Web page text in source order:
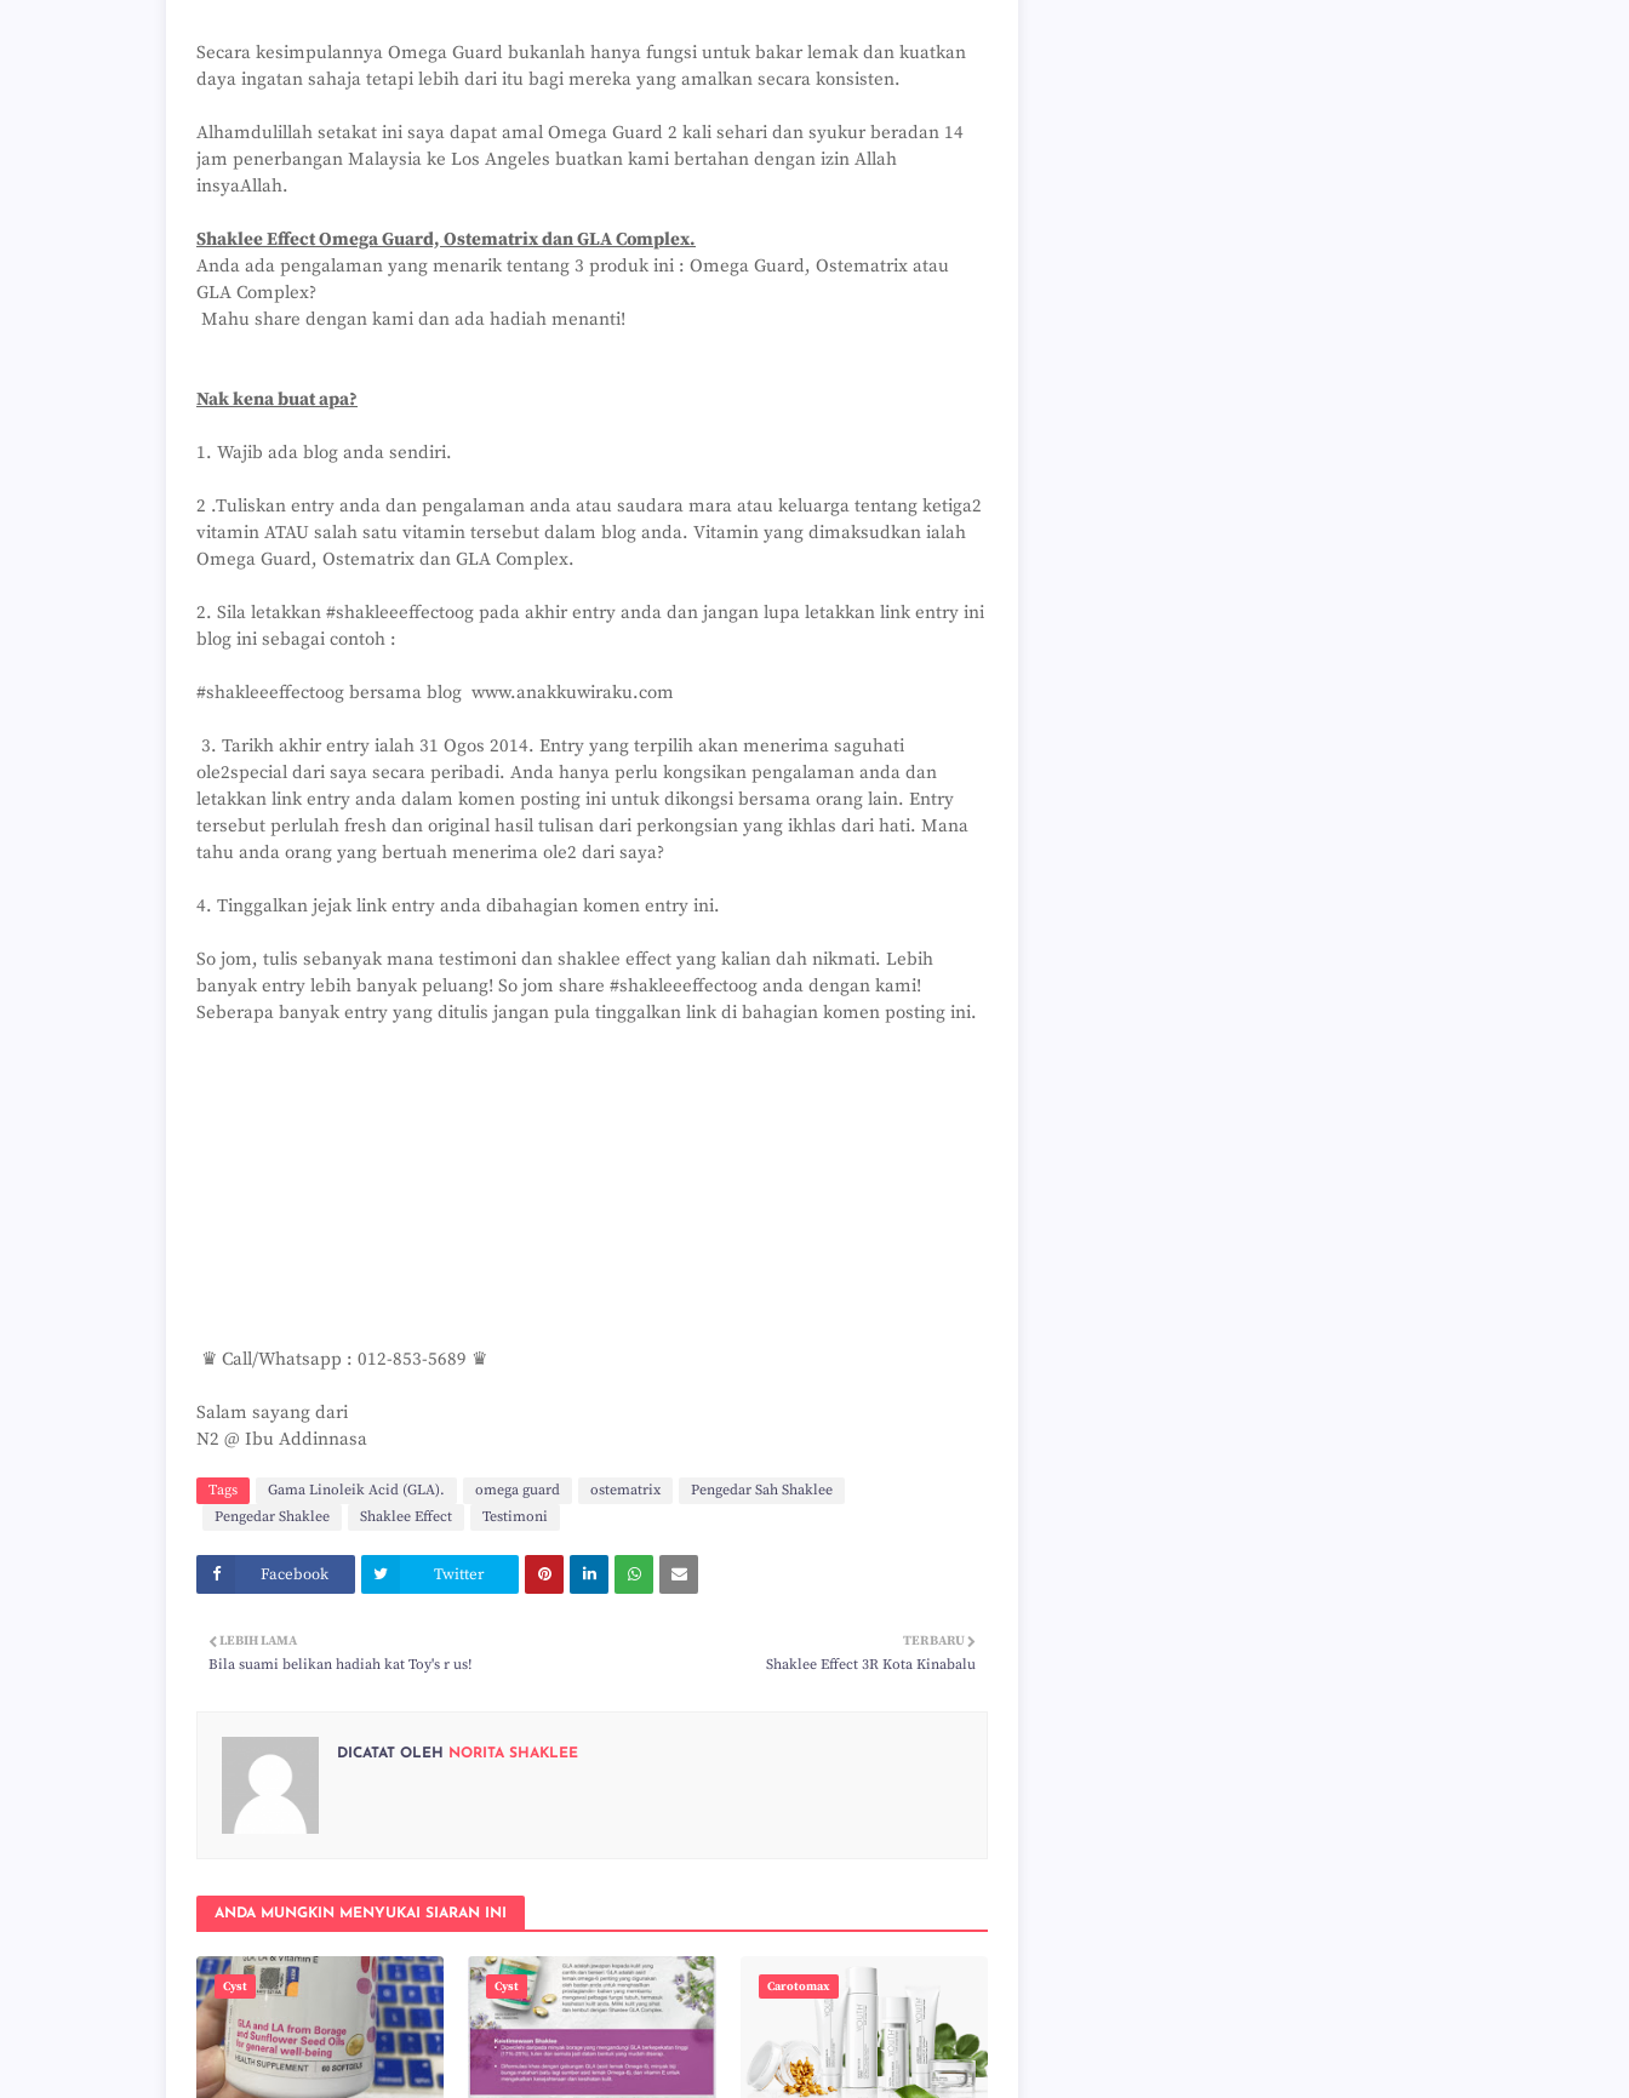
Secara kesimpulannya Omega Guard bukanlah hanya fungsi untuk bakar lemak dan kuatkan
daya ingatan sahaja tetapi lebih dari itu bagi mereka yang amalkan secara konsisten.
Alhamdulillah setakat ini saya dapat amal Omega Guard 2 kali sehari dan syukur beradan 14
jam penerbangan Malaysia ke Los Angeles buatkan kami bertahan dengan izin Allah
insyaAllah.
Shaklee Effect Omega Guard, Ostematrix dan GLA Complex.
Anda ada pengalaman yang menarik tentang 3 produk ini : Omega Guard, Ostematrix atau
GLA Complex?
Mahu share dengan kami dan ada hadiah menanti!
Nak kena buat apa?
1. Wajib ada blog anda sendiri.
2 .Tuliskan entry anda dan pengalaman anda atau saudara mara atau keluarga tentang ketiga2
vitamin ATAU salah satu vitamin tersebut dalam blog anda. Vitamin yang dimaksudkan ialah
Omega Guard, Ostematrix dan GLA Complex.
2. Sila letakkan #shakleeeffectoog pada akhir entry anda dan jangan lupa letakkan link entry ini
blog ini sebagai contoh :
#shakleeeffectoog bersama blog www.anakkuwiraku.com
3. Tarikh akhir entry ialah 31 Ogos 2014. Entry yang terpilih akan menerima saguhati
ole2special dari saya secara peribadi. Anda hanya perlu kongsikan pengalaman anda dan
letakkan link entry anda dalam komen posting ini untuk dikongsi bersama orang lain. Entry
tersebut perlulah fresh dan original hasil tulisan dari perkongsian yang ikhlas dari hati. Mana
tahu anda orang yang bertuah menerima ole2 dari saya?
4. Tinggalkan jejak link entry anda dibahagian komen entry ini.
So jom, tulis sebanyak mana testimoni dan shaklee effect yang kalian dah nikmati. Lebih
banyak entry lebih banyak peluang! So jom share #shakleeeffectoog anda dengan kami!
Seberapa banyak entry yang ditulis jangan pula tinggalkan link di bahagian komen posting ini.
♛ Call/Whatsapp : 012-853-5689 ♛
Salam sayang dari
N2 @ Ibu Addinnasa
Tags Gama Linoleik Acid (GLA). omega guard ostematrix
Pengedar Sah Shaklee
Pengedar Shaklee
Shaklee Effect Testimoni
Facebook Twitter
TERBARU
Shaklee Effect 3R Kota Kinabalu
LEBIH LAMA
Bila suami belikan hadiah kat Toy's r us!
DICATAT OLEH NORITA SHAKLEE
ANDA MUNGKIN MENYUKAI SIARAN INI
Cyst Cyst Carotomax